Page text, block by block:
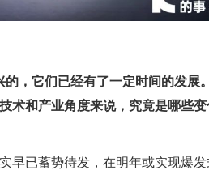
的，它们已经有了一定时间的发展
术和产业角度来说，究竟是哪些
早已蓄势待发，在明年或实现爆